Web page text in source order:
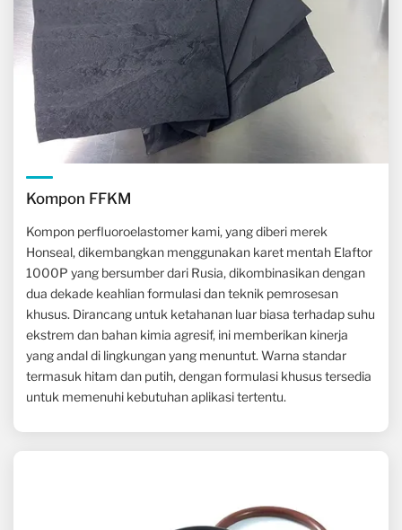
Kompon FFKM
Kompon perfluoroelastomer kami, yang diberi merek
Honseal, dikembangkan menggunakan karet mentah Elaftor
1000P yang bersumber dari Rusia, dikombinasikan dengan
dua dekade keahlian formulasi dan teknik pemrosesan
khusus. Dirancang untuk ketahanan luar biasa terhadap suhu
ekstrem dan bahan kimia agresif, ini memberikan kinerja
yang andal di lingkungan yang menuntut. Warna standar
termasuk hitam dan putih, dengan formulasi khusus tersedia
untuk memenuhi kebutuhan aplikasi tertentu.